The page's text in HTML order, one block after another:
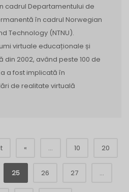
cadrul Departamentului de
în cadrul Norwegian
Technology (NTNU).
virtuale educaționale și
2002, având peste 100 de
a fost implicată în
de realitate virtuală
« ... 10 20
25 26 27 ...